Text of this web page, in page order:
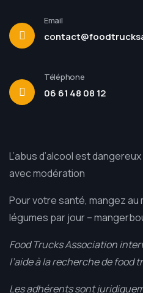
Email
Téléphone
06 61 48 08 12
L’abus d’alcool est
avec modération
Pour votre santé, mangez au
légumes par jour –
Food Trucks Association
l’aide à la recherche de food
Les adhérents sont